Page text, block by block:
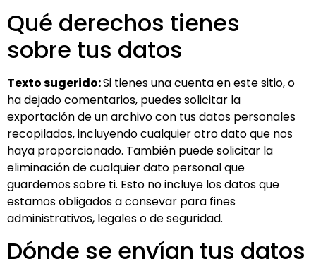
Qué derechos tienes
sobre tus datos
Texto sugerido:Si tienes una cuenta en este sitio, o
ha dejado comentarios, puedes solicitar la
exportación de un archivo con tus datos personales
recopilados, incluyendo cualquier otro dato que nos
haya proporcionado. También puede solicitar la
eliminación de cualquier dato personal que
guardemos sobre ti. Esto no incluye los datos que
estamos obligados a consevar para fines
administrativos, legales o de seguridad.
Dónde se envían tus datos